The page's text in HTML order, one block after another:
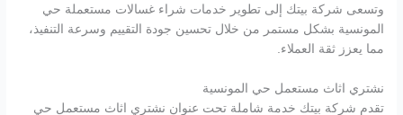
وتسعى شركة بيتك إلى تطوير خدمات شراء غسالات مستعملة حي
المونسية بشكل مستمر من خلال تحسين جودة التقييم وسرعة التنفيذ،
مما يعزز ثقة العملاء.
نشتري اثاث مستعمل حي المونسية
تقدم شركة بيتك خدمة شاملة تحت عنوان نشتري اثاث مستعمل حي